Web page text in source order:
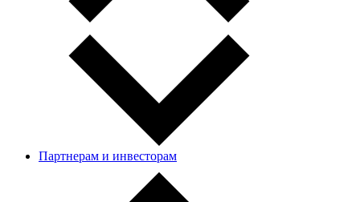
Партнерам и инвесторам